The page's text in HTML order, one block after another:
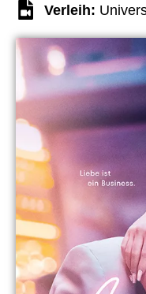
Verleih: